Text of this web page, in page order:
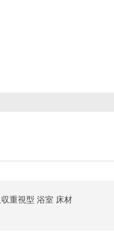
重視型 浴室 床材